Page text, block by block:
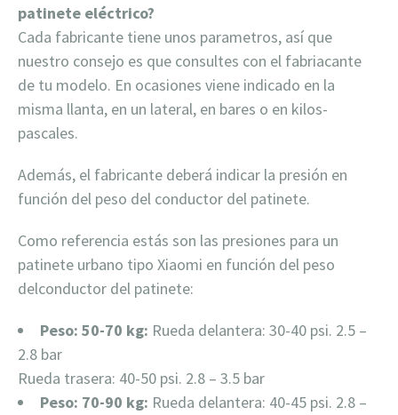
patinete eléctrico?
Cada fabricante tiene unos parametros, así que
nuestro consejo es que consultes con el fabriacante
de tu modelo. En ocasiones viene indicado en la
misma llanta, en un lateral, en bares o en kilos-
pascales.
Además, el fabricante deberá indicar la presión en
función del peso del conductor del patinete.
Como referencia estás son las presiones para un
patinete urbano tipo Xiaomi en función del peso
delconductor del patinete:
Peso: 50-70 kg: Rueda delantera: 30-40 psi. 2.5 –
2.8 bar
Rueda trasera: 40-50 psi. 2.8 – 3.5 bar
Peso: 70-90 kg: Rueda delantera: 40-45 psi. 2.8 –